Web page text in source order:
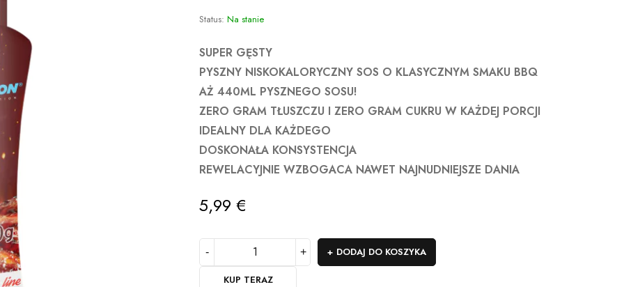
Status: Na stanie
SUPER GĘSTY
PYSZNY NISKOKALORYCZNY SOS O KLASYCZNYM SMAKU BBQ
AŻ 440ML PYSZNEGO SOSU!
ZERO GRAM TŁUSZCZU I ZERO GRAM CUKRU W KAŻDEJ PORCJI
IDEALNY DLA KAŻDEGO
DOSKONAŁA KONSYSTENCJA
REWELACYJNIE WZBOGACA NAWET NAJNUDNIEJSZE DANIA
5,99€
DODAJ DO KOSZYKA
KUP TERAZ